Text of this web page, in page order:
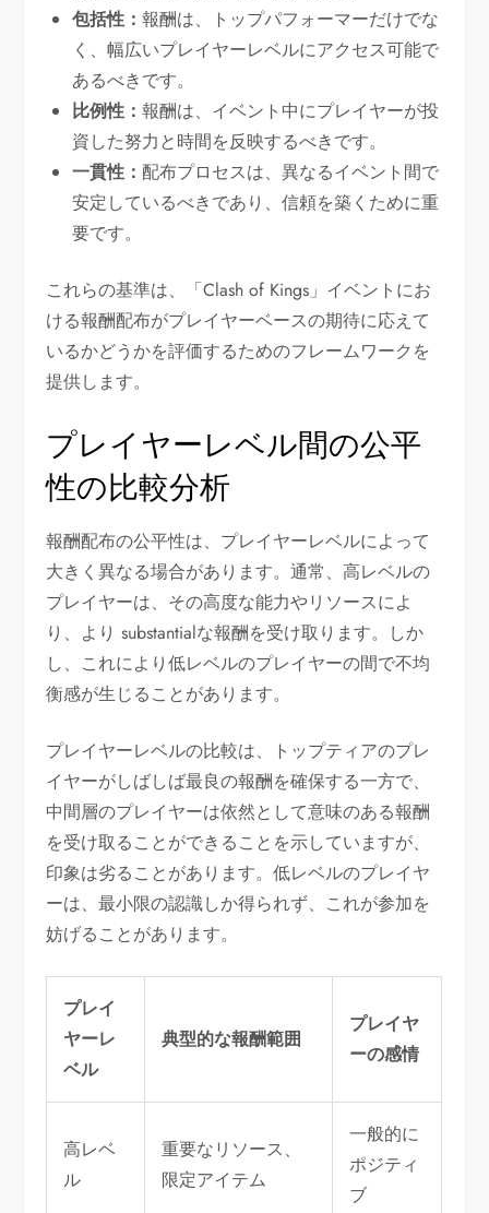
包括性：報酬は、トップパフォーマーだけでな
く、幅広いプレイヤーレベルにアクセス可能で
あるべきです。
比例性：報酬は、イベント中にプレイヤーが投
資した努力と時間を反映するべきです。
一貫性： 配布プロセスは、異なるイベント間で
安定しているべきであり、信頼を築くために重
要です。
これらの基準は、「Clash of Kings」イベントにお
ける報酬配布がプレイヤーベースの期待に応えて
いるかどうかを評価するためのフレームワークを
提供します。
プレイヤーレベル間の公平
性の比較分析
報酬配布の公平性は、プレイヤーレベルによって
大きく異なる場合があります。通常、高レベルの
プレイヤーは、その高度な能力やリソースによ
り、より substantialな報酬を受け取ります。しか
し、これにより低レベルのプレイヤーの間で不均
衡感が生じることがあります。
プレイヤーレベルの比較は、トップティアのプレ
イヤーがしばしば最良の報酬を確保する一方で、
中間層のプレイヤーは依然として意味のある報酬
を受け取ることができることを示していますが、
印象は劣ることがあります。低レベルのプレイヤ
ーは、最小限の認識しか得られず、これが参加を
妨げることがあります。
プレイ
ヤーレ
ベル
典型的な報酬範囲
プレイヤ
ーの感情
高レベ
ル
重要なリソース、
限定アイテム
一般的に
ポジティ
ブ